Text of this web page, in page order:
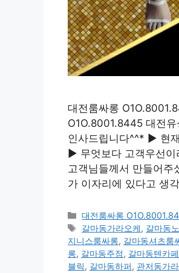
대전룸싸롱
O1O.8001.8445 대전
인사드립니다^^* ▶ 현
▶ 무엇보다 고객우선
고객님들께서 만들어
가 이자리에 있다고 생
카
테
고
리
대전룸싸롱
태
그
갈마동가라오케, 갈마동
지니스룸싸롱, 갈마동셔츠룸
롱, 갈마동주점, 갈마동텐카페
블릭, 갈마동하퍼, 관저동가